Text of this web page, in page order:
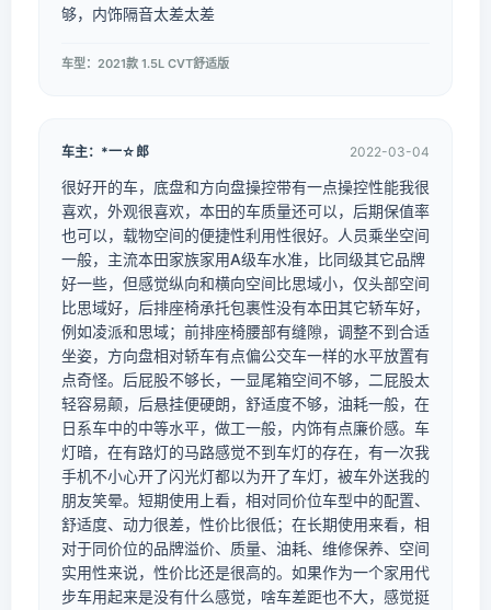
够，内饰隔音太差太差
车型：2021款 1.5L CVT舒适版
车主：*一☆郎 2022-03-04
很好开的车，底盘和方向盘操控带有一点操控性能我很
喜欢，外观很喜欢，本田的车质量还可以，后期保值率
也可以，载物空间的便捷性利用性很好。人员乘坐空间
一般，主流本田家族家用A级车水准，比同级其它品牌
好一些，但感觉纵向和横向空间比思域小，仅头部空间
比思域好，后排座椅承托包裹性没有本田其它轿车好，
例如凌派和思域；前排座椅腰部有缝隙，调整不到合适
坐姿，方向盘相对轿车有点偏公交车一样的水平放置有
点奇怪。后屁股不够长，一显尾箱空间不够，二屁股太
轻容易颠，后悬挂便硬朗，舒适度不够，油耗一般，在
日系车中的中等水平，做工一般，内饰有点廉价感。车
灯暗，在有路灯的马路感觉不到车灯的存在，有一次我
手机不小心开了闪光灯都以为开了车灯，被车外送我的
朋友笑晕。短期使用上看，相对同价位车型中的配置、
舒适度、动力很差，性价比很低；在长期使用来看，相
对于同价位的品牌溢价、质量、油耗、维修保养、空间
实用性来说，性价比还是很高的。如果作为一个家用代
步车用起来是没有什么感觉，啥车差距也不大，感觉挺